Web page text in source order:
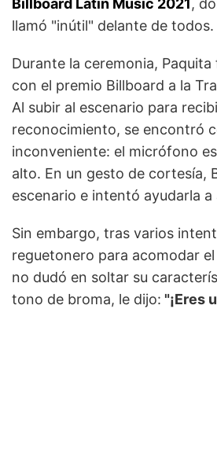
Billboard Latin Music 2021,
llamó "inútil" delante de todos.
Durante la ceremonia, Paquita
con el premio Billboard a la
Al subir al escenario para
reconocimiento, se encontró
inconveniente: el micrófono
alto. En un gesto de cortesía,
escenario e intentó ayudarla a
Sin embargo, tras varios
reguetonero para acomodar
no dudó en soltar su
tono de broma, le dijo: "¡Eres